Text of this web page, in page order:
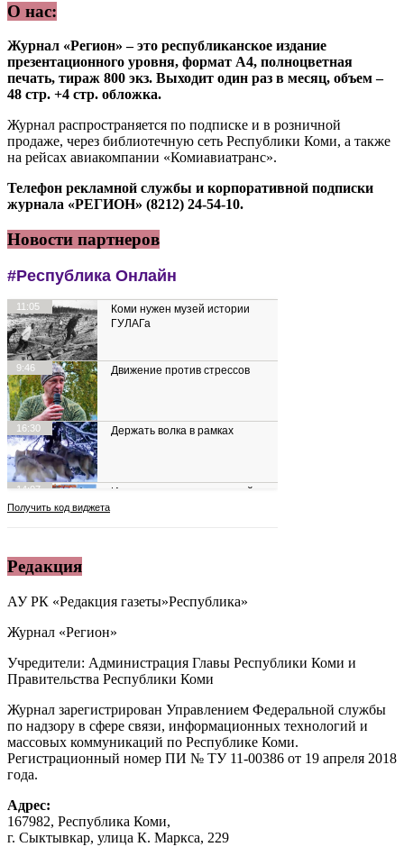
О нас:
Журнал «Регион» – это республиканское издание
презентационного уровня, формат А4, полноцветная
печать, тираж 800 экз. Выходит один раз в месяц, объем –
48 стр. +4 стр. обложка.
Журнал распространяется по подписке и в розничной
продаже, через библиотечную сеть Республики Коми, а также
на рейсах авиакомпании «Комиавиатранс».
Телефон рекламной службы и корпоративной подписки
журнала «РЕГИОН» (8212) 24-54-10.
Новости партнеров
Редакция
АУ РК «Редакция газеты»Республика»
Журнал «Регион»
Учредители: Администрация Главы Республики Коми и
Правительства Республики Коми
Журнал зарегистрирован Управлением Федеральной службы
по надзору в сфере связи, информационных технологий и
массовых коммуникаций по Республике Коми.
Регистрационный номер ПИ № ТУ 11-00386 от 19 апреля 2018
года.
Адрес:
167982, Республика Коми,
г. Сыктывкар, улица К. Маркса, 229